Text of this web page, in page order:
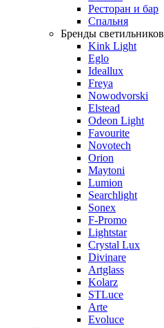
Ресторан и бар
Спальня
Бренды светильников
Kink Light
Eglo
Ideallux
Freya
Nowodvorski
Elstead
Odeon Light
Favourite
Novotech
Orion
Maytoni
Lumion
Searchlight
Sonex
F-Promo
Lightstar
Crystal Lux
Divinare
Artglass
Kolarz
STLuce
Arte
Evoluce